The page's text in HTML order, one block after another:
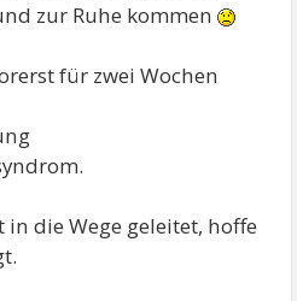
zur Ruhe kommen
für zwei Wochen
die Wege geleitet, hoffe